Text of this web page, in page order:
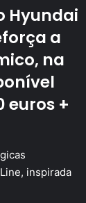
Hyundai
a
na
euros +
inspirada